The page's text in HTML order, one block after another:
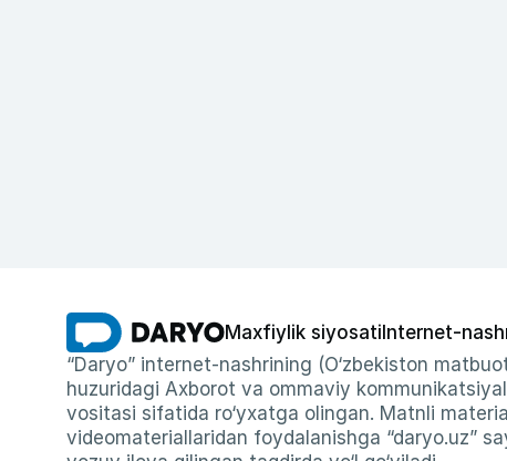
Maxfiylik siyosati Internet-
“Daryo” internet-nashrining (O‘zbekiston
huzuridagi Axborot va ommaviy
vositasi sifatida ro‘yxatga olingan. Matnli
videomateriallaridan foydalanishga “daryo.uz”